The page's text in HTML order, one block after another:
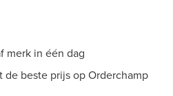
merk in één dag
de beste prijs op Orderchamp